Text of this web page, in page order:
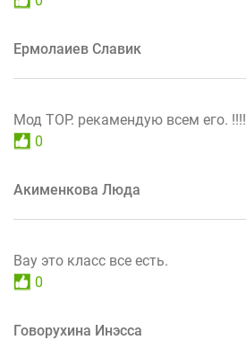
Ермолаиев Славик
Мод ТОР. рекамендую всем его. !!!!
0
Акименкова Люда
Вау это класс все есть.
0
Говорухина Инэсса